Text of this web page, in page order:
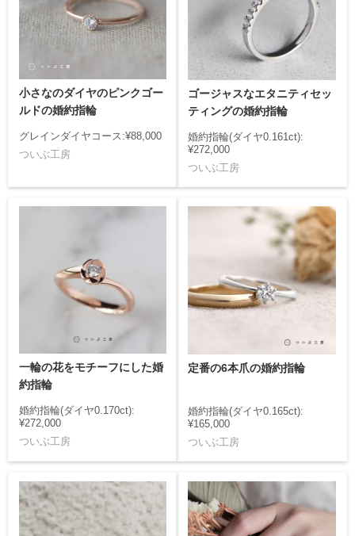
小さなのダイヤのピンクゴー
ルドの婚約指輪
グレインダイヤコース:¥88,000
ついぶ工房
ゴージャスなエタニティセッ
ティングの婚約指輪
婚約指輪(ダイヤ0.161ct):
¥272,000
ついぶ工房
一輪の花をモチーフにした婚
約指輪
婚約指輪(ダイヤ0.170ct):
¥272,000
ついぶ工房
定番の6本爪の婚約指輪
婚約指輪(ダイヤ0.165ct):
¥165,000
ついぶ工房